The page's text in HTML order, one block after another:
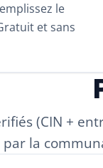
le
et sans
(CIN +
par la